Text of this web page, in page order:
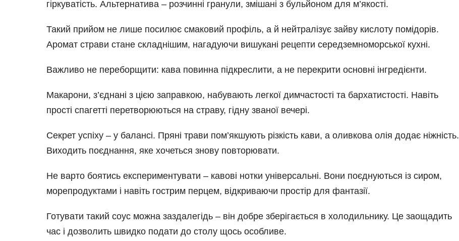
гіркуватість. Альтернатива – розчинні гранули, змішані з бульйоном для м’якості.
Такий прийом не лише посилює смаковий профіль, а й нейтралізує зайву кислоту помідорів.
Аромат страви стане складнішим, нагадуючи вишукані рецепти середземноморської кухні.
Важливо не переборщити: кава повинна підкреслити, а не перекрити основні інгредієнти.
Макарони, з’єднані з цією заправкою, набувають легкої димчастості та бархатистості. Навіть
прості спагетті перетворюються на страву, гідну званої вечері.
Секрет успіху – у балансі. Пряні трави пом’якшують різкість кави, а оливкова олія додає ніжність.
Виходить поєднання, яке хочеться знову повторювати.
Не варто боятись експериментувати – кавові нотки універсальні. Вони поєднуються із сиром,
морепродуктами і навіть гострим перцем, відкриваючи простір для фантазії.
Готувати такий соус можна заздалегідь – він добре зберігається в холодильнику. Це заощадить
час і дозволить швидко подати до столу щось особливе.